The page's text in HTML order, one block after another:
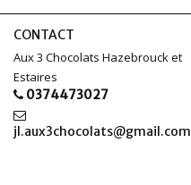
CONTACT
Aux 3 Chocolats Hazebrouck et
Estaires
0374473027
jl.aux3chocolats@gmail.com